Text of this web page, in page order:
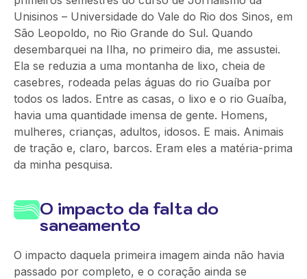
Unisinos – Universidade do Vale do Rio dos Sinos, em
São Leopoldo, no Rio Grande do Sul. Quando
desembarquei na Ilha, no primeiro dia, me assustei.
Ela se reduzia a uma montanha de lixo, cheia de
casebres, rodeada pelas águas do rio Guaíba por
todos os lados. Entre as casas, o lixo e o rio Guaíba,
havia uma quantidade imensa de gente. Homens,
mulheres, crianças, adultos, idosos. E mais. Animais
de tração e, claro, barcos. Eram eles a matéria-prima
da minha pesquisa.
O impacto da falta do
saneamento
O impacto daquela primeira imagem ainda não havia
passado por completo, e o coração ainda se